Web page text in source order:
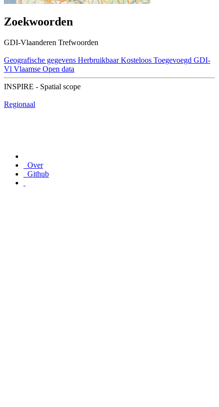
Zoekwoorden
GDI-Vlaanderen Trefwoorden
Geografische gegevens Herbruikbaar Kosteloos Toegevoegd GDI-
Vl Vlaamse Open data
INSPIRE - Spatial scope
Regionaal
Over
Github